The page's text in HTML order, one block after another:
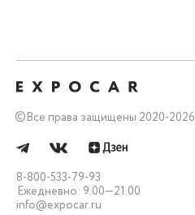
©Все права защищены 2020-2026
8-800-533-79-93
Ежедневно: 9.00—21.00
info@expocar.ru